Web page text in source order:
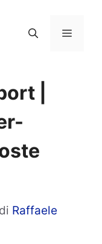
Menu
|
di Raffaele